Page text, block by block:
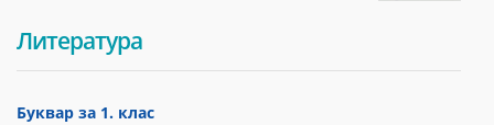
Литература
Буквар за 1. клас